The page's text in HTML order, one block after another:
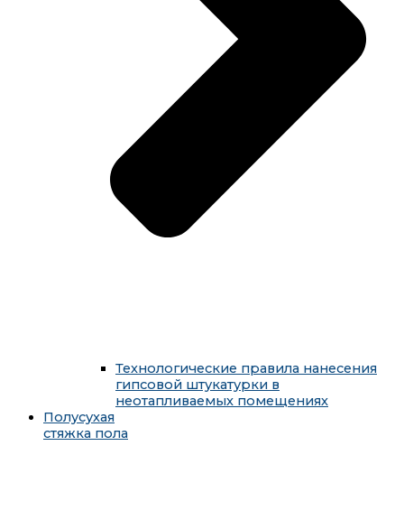
Технологические правила нанесения
гипсовой штукатурки в
неотапливаемых помещениях
Полусухая
стяжка пола